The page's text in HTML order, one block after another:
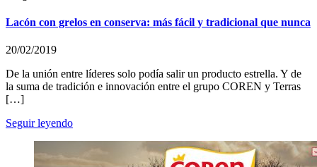
Lacón con grelos en conserva: más fácil y tradicional que nunca
20/02/2019
De la unión entre líderes solo podía salir un producto estrella. Y de
la suma de tradición e innovación entre el grupo COREN y Terras
[…]
Seguir leyendo